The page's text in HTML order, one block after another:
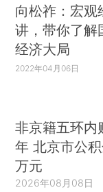
向松祚：宏观
讲，带你了解
经济大局
2022年04月06日
非京籍五环内
年 北京市公
万元
2026年08月08日